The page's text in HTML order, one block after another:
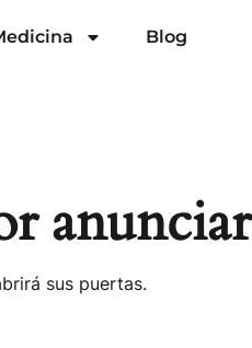
Blog
anunciar
sus puertas.